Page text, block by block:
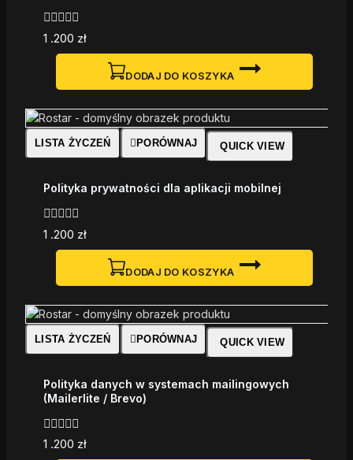
01 .200 zł
DODAJ DO KOSZYKA
LISTA ŻYCZEŃ PORÓWNAJ QUICK VIEW
Polityka prywatności dla aplikacji mobilnej
01 .200 zł
DODAJ DO KOSZYKA
LISTA ŻYCZEŃ PORÓWNAJ QUICK VIEW
Polityka danych w systemach mailingowych
(Mailerlite / Brevo)
01 .200 zł